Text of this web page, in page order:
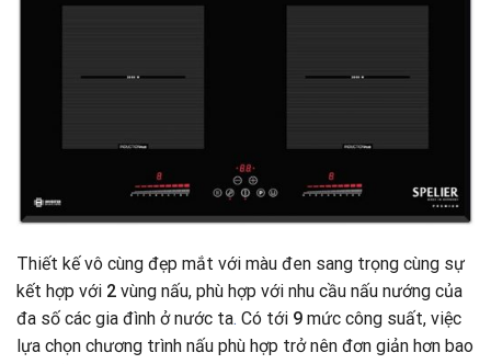
Thiết kế vô cùng đẹp mắt với màu đen sang trọng cùng sự
kết hợp với 2 vùng nấu, phù hợp với nhu cầu nấu nướng của
đa số các gia đình ở nước ta. Có tới 9 mức công suất, việc
lựa chọn chương trình nấu phù hợp trở nên đơn giản hơn bao